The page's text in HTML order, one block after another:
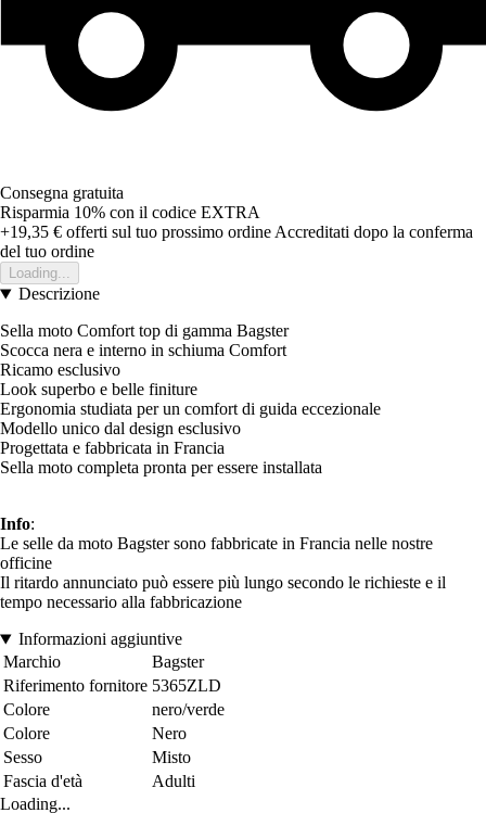
Consegna gratuita
Risparmia 10% con il codice EXTRA
+19,35 € offerti sul tuo prossimo ordine Accreditati dopo la conferma
del tuo ordine
Loading...
Descrizione
Sella moto Comfort top di gamma Bagster
Scocca nera e interno in schiuma Comfort
Ricamo esclusivo
Look superbo e belle finiture
Ergonomia studiata per un comfort di guida eccezionale
Modello unico dal design esclusivo
Progettata e fabbricata in Francia
Sella moto completa pronta per essere installata
Info:
Le selle da moto Bagster sono fabbricate in Francia nelle nostre
officine
Il ritardo annunciato può essere più lungo secondo le richieste e il
tempo necessario alla fabbricazione
Informazioni aggiuntive
Marchio
Bagster
Riferimento fornitore 5365ZLD
Colore
nero/verde
Colore
Nero
Sesso
Misto
Fascia d'età
Adulti
Loading...